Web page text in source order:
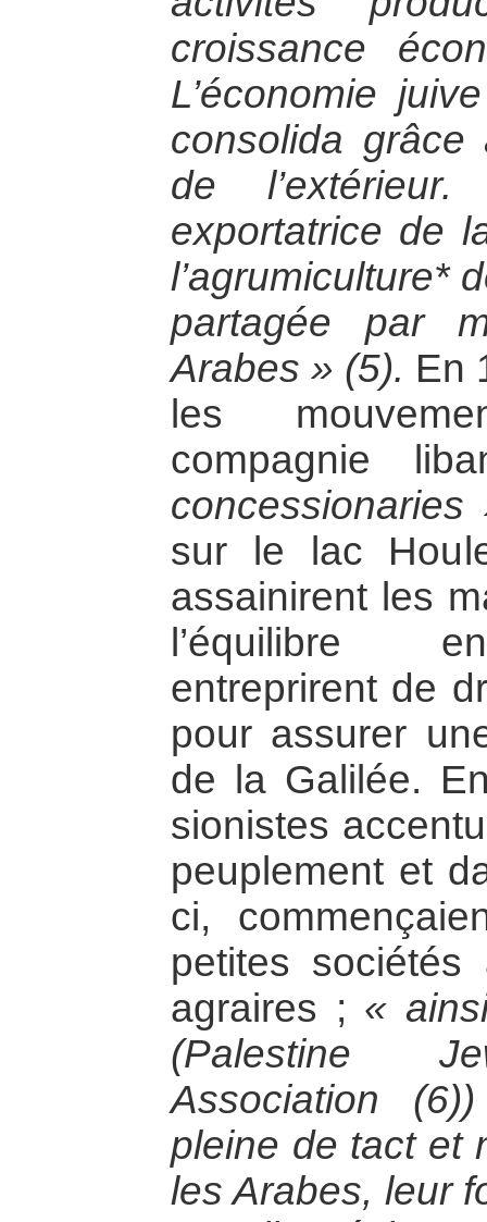
croissance
L’économie
consolida
de
exportatrice de
l’agrumiculture*
partagée par
Arabes » (5). En
les
compagnie
concessionaries
sur le lac
assainirent les
l’équilibre
entreprirent de
pour assurer
de la Galilée.
sionistes
peuplement et
ci,
petites sociétés
agraires ; «
(Palestine
Association
pleine de tact et
les Arabes, leur